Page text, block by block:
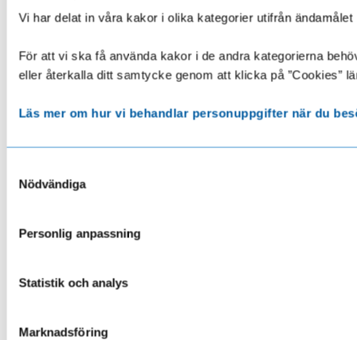
Vi har delat in våra kakor i olika kategorier utifrån
För att vi ska få använda kakor i de andra kategorierna
eller återkalla ditt samtycke genom att klicka på ”Cookies”
Läs mer om hur vi behandlar personuppgifter när du
Nödvändiga
Personlig anpassning
Statistik och analys
Marknadsföring